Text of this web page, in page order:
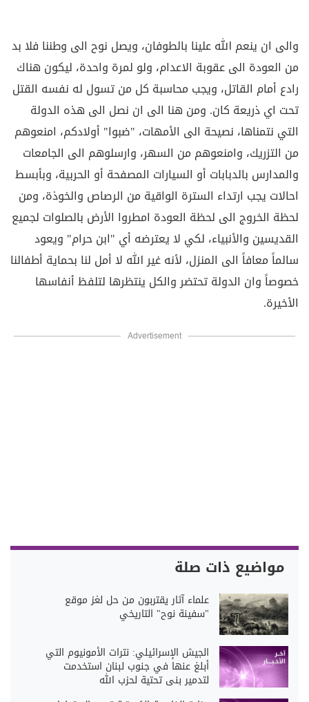
والى ان ينعم الله علينا بالطوفان، ويصل نوح الى وطننا فلا بد
من العودة الى عقوبة الاعدام، ولو لمرة واحدة، ليكون هناك
رادع أمام القاتل، ويجب محاسبة كل من تسول له نفسه القتل
تحت اي ذريعة كان. ومن هنا الى ان نصل الى هذه الدولة
التي نتمناها، نصيحة الى الأمهات، "ضبوا" أولادكم، امنعوهم
من التزريك، وامنعوهم من السهر، وارسلوهم الى الجامعات
والمدارس بالدبابات أو السيارات المصفحة أو الحربية، وبأبسط
احالات يجب ارتداء السترة الواقية من الرصاص والخوذة، ومن
لحظة الخروج الى لحظة العودة امطروا الأرض بالصلوات لجميع
القديسين والأنبياء، لكي لا يعترضه أي "ابن حرام" ويعود
سالماً معافاً الى المنزل، لأنه غير الله لا أمل لنا بحماية أطفالنا
خصوصاً وان الدولة تحتضر والكل ينتظرها لتلفظ أنفاسها
الأخيرة.
Advertisement
مواضيع ذات صلة
علماء آثار يقتربون من حل لغز موقع
"سفينة نوح" التاريخي
الجيش الإسرائيلي: نترات الأمونيوم التي
أبلغ عنها في جنوب لبنان استخدمت
لتدمير بنى تحتية لحزب الله